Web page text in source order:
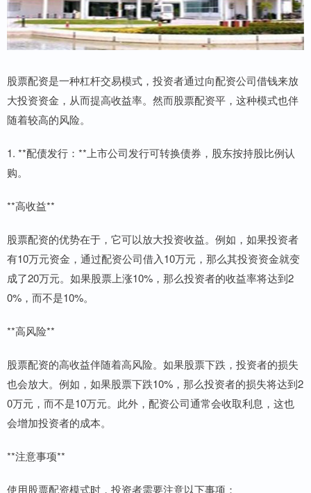
股票配资是一种杠杆交易模式，投资者通过向配资公司借钱来放
大投资资金，从而提高收益率。然而股票配资平，这种模式也伴
随着较高的风险。
1. **配债发行：**上市公司发行可转换债券，股东按持股比例认
购。
**高收益**
股票配资的优势在于，它可以放大投资收益。例如，如果投资者
有10万元资金，通过配资公司借入10万元，那么其投资资金就变
成了20万元。如果股票上涨10%，那么投资者的收益率将达到2
0%，而不是10%。
**高风险**
股票配资的高收益伴随着高风险。如果股票下跌，投资者的损失
也会放大。例如，如果股票下跌10%，那么投资者的损失将达到2
0万元，而不是10万元。此外，配资公司通常会收取利息，这也
会增加投资者的成本。
**注意事项**
使用股票配资模式时，投资者需要注意以下事项：